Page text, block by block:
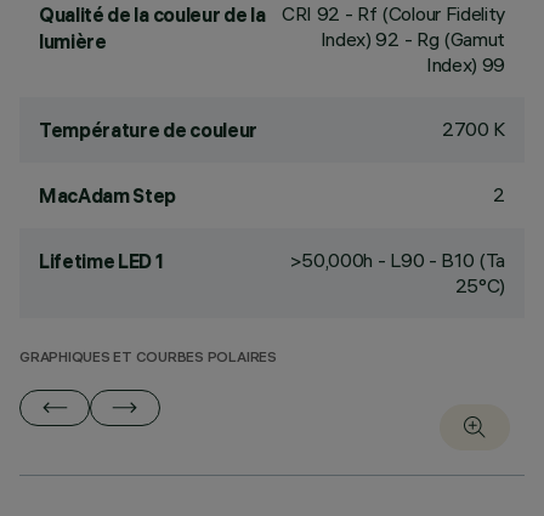
Qualité de la couleur de la
lumière
CRI 92 - Rf (Colour Fidelity
Index) 92 - Rg (Gamut
Index) 99
Température de couleur 2700 K
MacAdam Step 2
Lifetime LED 1
>50,000h - L90 - B10 (Ta
25°C)
GRAPHIQUES ET COURBES POLAIRES